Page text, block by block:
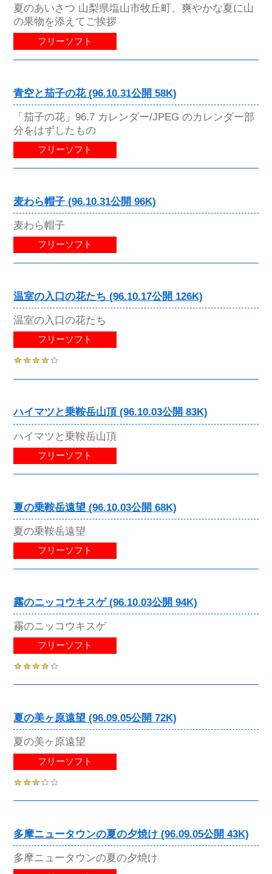
夏のあいさつ 山梨県塩山市牧丘町、爽やかな夏に山
の果物を添えてご挨拶
フリーソフト
青空と茄子の花 (96.10.31公開 58K)
「茄子の花」96.7 カレンダー/JPEG のカレンダー部
分をはずしたもの
フリーソフト
麦わら帽子 (96.10.31公開 96K)
麦わら帽子
フリーソフト
温室の入口の花たち (96.10.17公開 126K)
温室の入口の花たち
フリーソフト
ハイマツと乗鞍岳山頂 (96.10.03公開 83K)
ハイマツと乗鞍岳山頂
フリーソフト
夏の乗鞍岳遠望 (96.10.03公開 68K)
夏の乗鞍岳遠望
フリーソフト
霧のニッコウキスゲ (96.10.03公開 94K)
霧のニッコウキスゲ
フリーソフト
夏の美ヶ原遠望 (96.09.05公開 72K)
夏の美ヶ原遠望
フリーソフト
多摩ニュータウンの夏の夕焼け (96.09.05公開 43K)
多摩ニュータウンの夏の夕焼け